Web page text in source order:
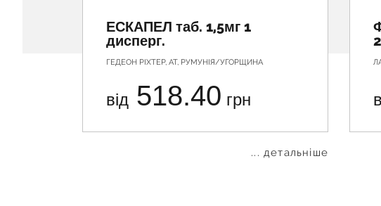
ЕСКАПЕЛ таб. 1,5мг 1
дисперг.
ГЕДЕОН РІХТЕР, АТ, РУМУНІЯ/УГОРЩИНА
від 518.40 грн
... детальніше